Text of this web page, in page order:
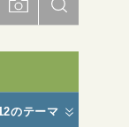
のテーマ